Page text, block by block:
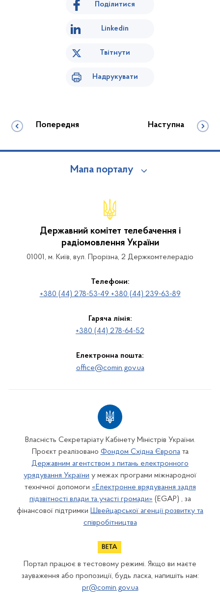
Поділитися
Linkedin
Твітнути
Надрукувати
Попередня Наступна
Мапа порталу
Державний комітет телебачення і
радіомовлення України
01001, м. Київ, вул. Прорізна, 2 Держкомтелерадіо
Телефони:
+380 (44) 278-53-49 +380 (44) 239-63-89
Гаряча лінія:
+380 (44) 278-64-52
Електронна пошта:
office@comin.gov.ua
Власність Секретаріату Кабінету Міністрів України.
Проєкт реалізовано Фондом Східна Європата
Державним агентством з питань електронного
урядування України у межах програми міжнародної
технічної допомоги «Електронне врядування задля
підзвітності влади та участі громади» (EGAP) , за
фінансової підтримки Швейцарської агенції розвитку та
співробітництва
Портал працює в тестовому режимі. Якщо ви маєте
зауваження або пропозиції, будь ласка, напишіть нам:
pr@comin.gov.ua